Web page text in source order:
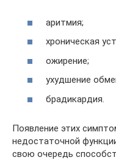
аритмия;
хроническая
ожирение;
ухудшение
брадикардия.
Появление этих
недостаточной
свою очередь